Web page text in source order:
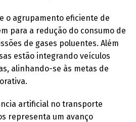
o agrupamento eficiente de
para a redução do consumo de
de gases poluentes. Além
estão integrando veículos
alinhando-se às metas de
artificial no transporte
representa um avanço